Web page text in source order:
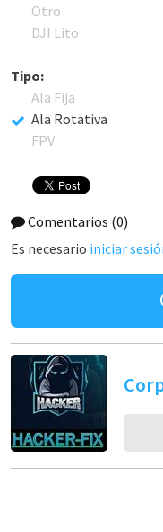
Otro
DJI Lito
Tipo:
Ala Fija
Ala Rotativa
FPV
Comentarios (0)
Es necesario iniciar